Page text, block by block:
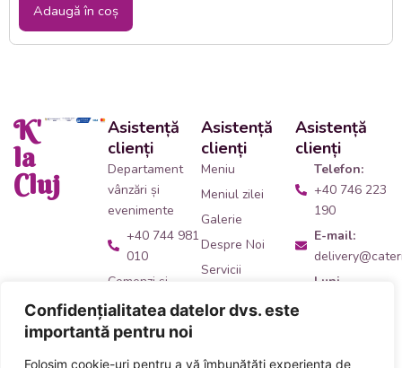
Confidențialitatea datelor dvs. este
importantă pentru noi
Folosim cookie-uri pentru a vă îmbunătăți experiența de
Adaugă în coș
K'
la
Cluj
Asistență
clienți
Departament
vânzări și
evenimente
+40 744 981
010
Comenzi și
livrări catering
+40 746 223
Asistență
clienți
Meniu
Meniul zilei
Galerie
Despre Noi
Servicii
Asistență
clienți
Telefon:
+40 746 223
190
E-mail:
Luni -